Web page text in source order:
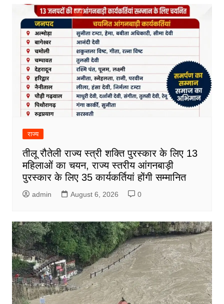
राज्य
तीलू रौतेली राज्य स्त्री शक्ति पुरस्कार के लिए 13
महिलाओं का चयन, राज्य स्तरीय आंगनबाड़ी
पुरस्कार के लिए 35 कार्यकर्तियां होंगी सम्मानित
admin August 6, 2026 0